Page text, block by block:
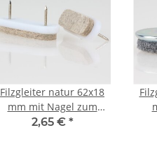
Filzgleiter natur 62x18
mm mit Nagel zum
Einschlagen
2,65 € *